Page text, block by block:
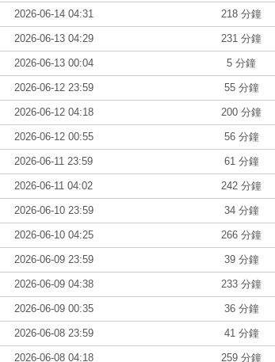
2026-06-14 04:31 218 分鐘
2026-06-13 04:29 231 分鐘
2026-06-13 00:04 5 分鐘
2026-06-12 23:59 55 分鐘
2026-06-12 04:18 200 分鐘
2026-06-12 00:55 56 分鐘
2026-06-11 23:59 61 分鐘
2026-06-11 04:02 242 分鐘
2026-06-10 23:59 34 分鐘
2026-06-10 04:25 266 分鐘
2026-06-09 23:59 39 分鐘
2026-06-09 04:38 233 分鐘
2026-06-09 00:35 36 分鐘
2026-06-08 23:59 41 分鐘
2026-06-08 04:18 259 分鐘